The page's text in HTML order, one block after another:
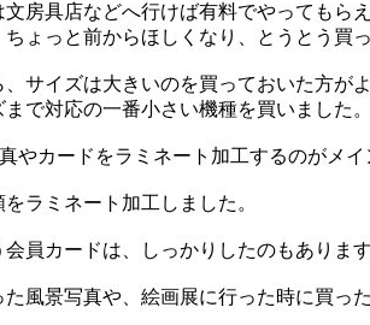
文房具店などへ行けば有料でやってもら
ちょっと前からほしくなり、とうとう買
サイズは大きいのを買っておいた方が
で対応の一番小さい機種を買いました
やカードをラミネート加工するのがメ
ラミネート加工しました。
会員カードは、しっかりしたのもありま
た風景写真や、絵画展に行った時に買っ